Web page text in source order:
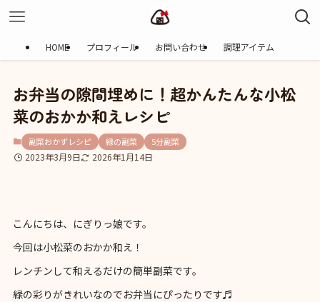
HOME プロフィール お問い合わせ 調理アイテム
お弁当の隙間埋めに！超かんたんな小松
菜のおかか和えレシピ
副菜おかずレシピ 緑の副菜 5分副菜
2023年3月9日 2026年1月14日
こんにちは、にぎりっ娘です。
今回は小松菜のおかか和え！
レンチンして和えるだけの簡単副菜です。
緑の彩りがきれいなのでお弁当にぴったりです♬